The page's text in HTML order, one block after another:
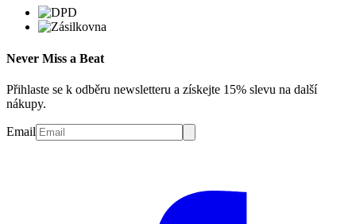
Never Miss a Beat
Přihlaste se k odběru newsletteru a získejte 15% slevu na další
nákupy.
Email